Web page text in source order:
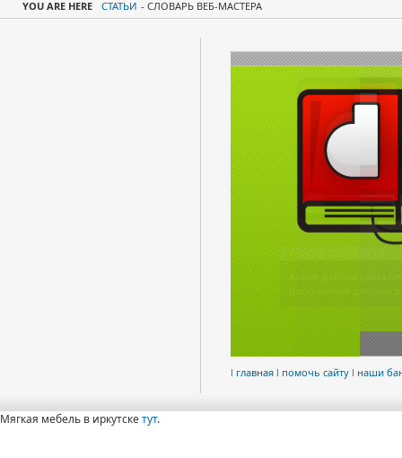
YOU ARE HERE СТАТЬИ - СЛОВАРЬ ВЕБ-МАСТЕРА
АРХИВ ФАЙЛОВ
Архив файлов сайта
Дополнения для
l главная l помочь сайту l наши
Мягкая мебель в иркутскетут.